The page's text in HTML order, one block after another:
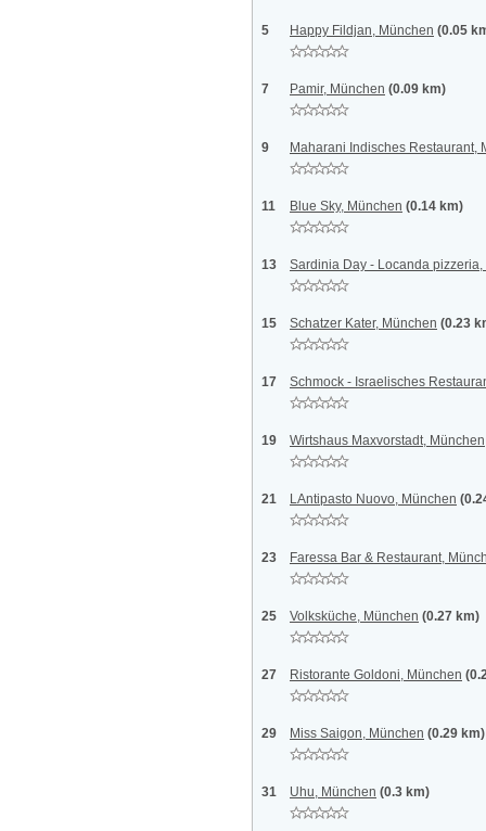
5 Happy Fildjan, München (0.05
7 Pamir, München (0.09 km)
9 Maharani Indisches Restaurant,
11 Blue Sky, München (0.14 km)
13 Sardinia Day - Locanda
15 Schatzer Kater, München (0.23
17 Schmock - Israelisches
19 Wirtshaus Maxvorstadt, München
21 LAntipasto Nuovo, München
23 Faressa Bar & Restaurant,
25 Volksküche, München (0.27 km)
27 Ristorante Goldoni, München
29 Miss Saigon, München (0.29 km)
31 Uhu, München (0.3 km)